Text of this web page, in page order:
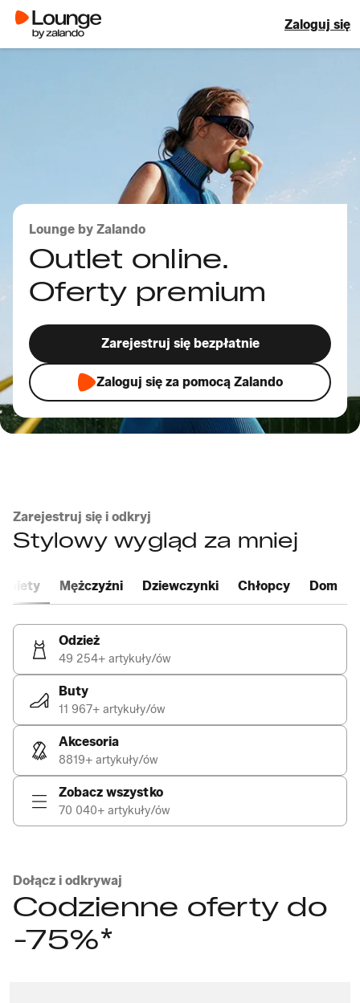
Zaloguj się
Lounge by Zalando
Outlet online.
Oferty premium
Zarejestruj się bezpłatnie
Zaloguj się za pomocą Zalando
Zarejestruj się i odkryj
Stylowy wygląd za mniej
Mężczyźni Dziewczynki Chłopcy Dom
Odzież
49 254+ artykuły/ów
Buty
11 967+ artykuły/ów
Akcesoria
8819+ artykuły/ów
Zobacz wszystko
70 040+ artykuły/ów
Dołącz i odkrywaj
Codzienne oferty do
-75%*